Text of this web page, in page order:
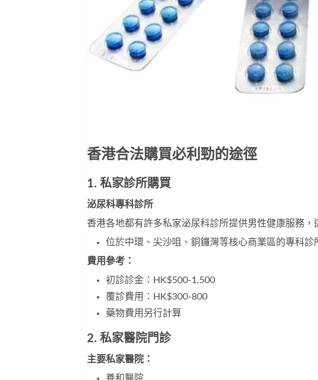
香港合法購買必利勁的途徑
1. 私家診所購買
泌尿科專科診所
香港各地都有許多私家泌尿科診所提供男性健康服務
位於中環、尖沙咀、銅鑼灣等核心商業區的專科診
費用參考：
初診診金：HK$500-1,500
覆診費用：HK$300-800
藥物費用另行計算
2. 私家醫院門診
主要私家醫院：
養和醫院